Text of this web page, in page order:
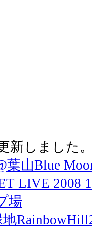
新しました
葉山Blue
LIVE 2008
場